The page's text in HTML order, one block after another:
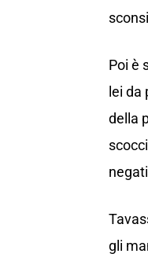
Poi è
lei
della
gli